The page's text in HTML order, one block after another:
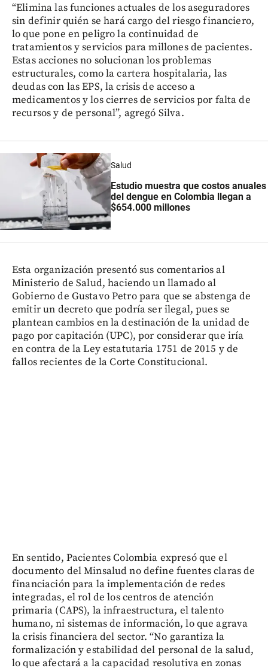
“Elimina las funciones actuales de los aseguradores
sin definir quién se hará cargo del riesgo financiero,
lo que pone en peligro la continuidad de
tratamientos y servicios para millones de pacientes.
Estas acciones no solucionan los problemas
estructurales, como la cartera hospitalaria, las
deudas con las EPS, la crisis de acceso a
medicamentos y los cierres de servicios por falta de
recursos y de personal”, agregó Silva.
Salud
Estudio muestra que costos anuales
del dengue en Colombia llegan a
$654.000 millones
Esta organización presentó sus comentarios al
Ministerio de Salud, haciendo un llamado al
Gobierno de Gustavo Petro para que se abstenga de
emitir un decreto que podría ser ilegal, pues se
plantean cambios en la destinación de la unidad de
pago por capitación (UPC), por considerar que iría
en contra de la Ley estatutaria 1751 de 2015 y de
fallos recientes de la Corte Constitucional.
En sentido, Pacientes Colombia expresó que el
documento del Minsalud no define fuentes claras de
financiación para la implementación de redes
integradas, el rol de los centros de atención
primaria (CAPS), la infraestructura, el talento
humano, ni sistemas de información, lo que agrava
la crisis financiera del sector. “No garantiza la
formalización y estabilidad del personal de la salud,
lo que afectará a la capacidad resolutiva en zonas